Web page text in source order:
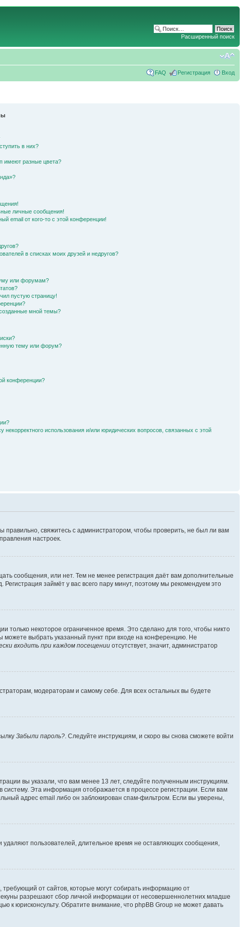
Расширенный поиск
FAQ Регистрация Вход
в них?
имеют разные цвета?
личные сообщения!
email от кого-то с этой конференции!
в списках моих друзей и недругов?
или форумам?
пустую страницу!
мной темы?
тему или форум?
конференции?
некорректного использования и/или юридических вопросов, связанных с этой
правильно, свяжитесь с администратором, чтобы проверить, не был ли вам
настроек.
сообщения, или нет. Тем не менее регистрация даёт вам дополнительные
займёт у вас всего пару минут, поэтому мы рекомендуем это
только некоторое ограниченное время. Это сделано для того, чтобы никто
можете выбрать указанный пункт при входе на конференцию. Не
входить при каждом посещении отсутствует, значит, администратор
модераторам и самому себе. Для всех остальных вы будете
Забыли пароль? . Следуйте инструкциям, и скоро вы снова сможете войти
вы указали, что вам менее 13 лет, следуйте полученным инструкциям.
Эта информация отображается в процессе регистрации. Если вам
адрес email либо он заблокирован спам-фильтром. Если вы уверены,
пользователей, длительное время не оставляющих сообщения,
от сайтов, которые могут собирать информацию от
разрешают сбор личной информации от несовершеннолетних младше
к юрисконсульту. Обратите внимание, что phpBB Group не может давать